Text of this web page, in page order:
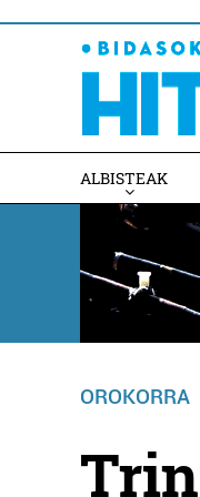
ALBISTEAK
OROKORRA